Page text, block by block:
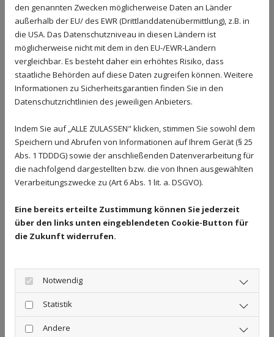
Viele Arbeitgeberkündigungen sind fehlerhaft.
Formalien sind nicht eingehalten, der Zugang kann
nicht nachgewiesen werden oder die Begründung
für die außerordentliche Kündigung fehlt. Das
Kündigungsschutzgesetz ermöglicht
Arbeitnehmern, innerhalb der Dreiwochenfrist vom
überprüfen zu lassen.
Ein Arbeitsverhältnis kann auch durch einen
Aufhebungsvertrag enden. Hierbei einigen sich
darauf, das Arbeitsverhältnis aufzulösen. Manche
befristete Arbeitsverträge laufen zu einem
bestimmten Datum aus. Hinter diesen
weitere komplexe Rechtsfragen. Denken Sie
deshalb im Zweifel an eine kompetente Beratung
beim Anwalt für Arbeitsrecht.
den genannten Zwecken möglicherweise Daten an Länder
außerhalb der EU/ des EWR (Drittlanddatenübermittlung), z.B. in
die USA. Das Datenschutzniveau in diesen Ländern ist
möglicherweise nicht mit dem in den EU-/EWR-Ländern
vergleichbar. Es besteht daher ein erhöhtes Risiko, dass
staatliche Behörden auf diese Daten zugreifen können. Weitere
Informationen zu Sicherheitsgarantien finden Sie in den
Datenschutzrichtlinien des jeweiligen Anbieters.
Indem Sie auf „ALLE ZULASSEN" klicken, stimmen Sie sowohl dem
Speichern und Abrufen von Informationen auf Ihrem Gerät (§ 25
Abs. 1 TDDDG) sowie der anschließenden Datenverarbeitung für
die nachfolgend dargestellten bzw. die von Ihnen ausgewählten
Verarbeitungszwecke zu (Art 6 Abs. 1 lit. a. DSGVO).
Eine bereits erteilte Zustimmung können Sie jederzeit
über den links unten eingeblendeten Cookie-Button für
die Zukunft widerrufen.
Notwendig
Statistik
Andere